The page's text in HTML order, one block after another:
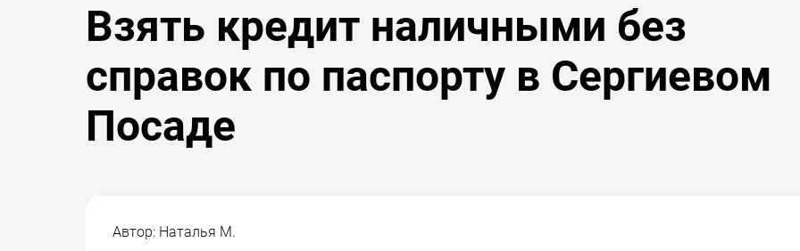
Взять кредит наличными без
справок по паспорту в Сергиевом
Посаде
Автор: Наталья М.